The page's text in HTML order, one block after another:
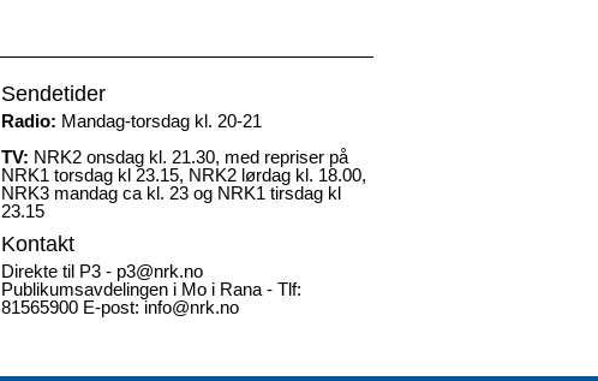
Sendetider
Radio: Mandag-torsdag kl. 20-21
TV: NRK2 onsdag kl. 21.30, med repriser på
NRK1 torsdag kl 23.15, NRK2 lørdag kl. 18.00,
NRK3 mandag ca kl. 23 og NRK1 tirsdag kl
23.15
Kontakt
Direkte til P3 - p3@nrk.no
Publikumsavdelingen i Mo i Rana - Tlf:
81565900 E-post: info@nrk.no